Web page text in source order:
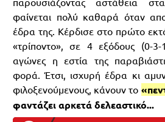
φαίνεται πολύ καθαρά όταν
έδρα της. Κέρδισε στο πρώτο
«τρίποντο», σε 4 εξόδους (0-
αγώνες η εστία της
φορά. Έτσι, ισχυρή έδρα κι
φιλοξενούμενους, κάνουν το
φαντάζει αρκετά δελεαστικό...